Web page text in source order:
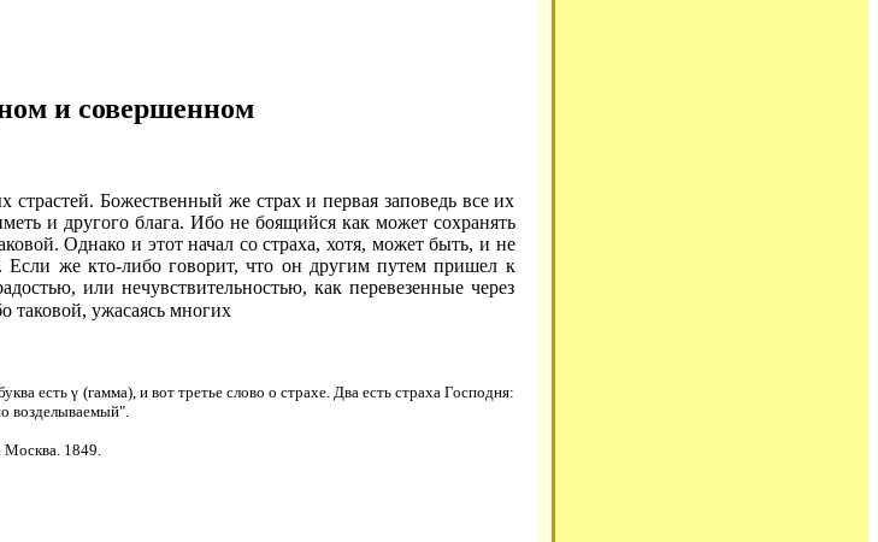
и совершенном
страстей. Божественный же страх и первая заповедь все их
и другого блага. Ибо не боящийся как может сохранять
Однако и этот начал со страха, хотя, может быть, и не
Если же кто-либо говорит, что он другим путем пришел к
или нечувствительностью, как перевезенные через
таковой, ужасаясь многих
есть γ (гамма), и вот третье слово о страхе. Два есть страха Господня:
возделываемый".
1849.